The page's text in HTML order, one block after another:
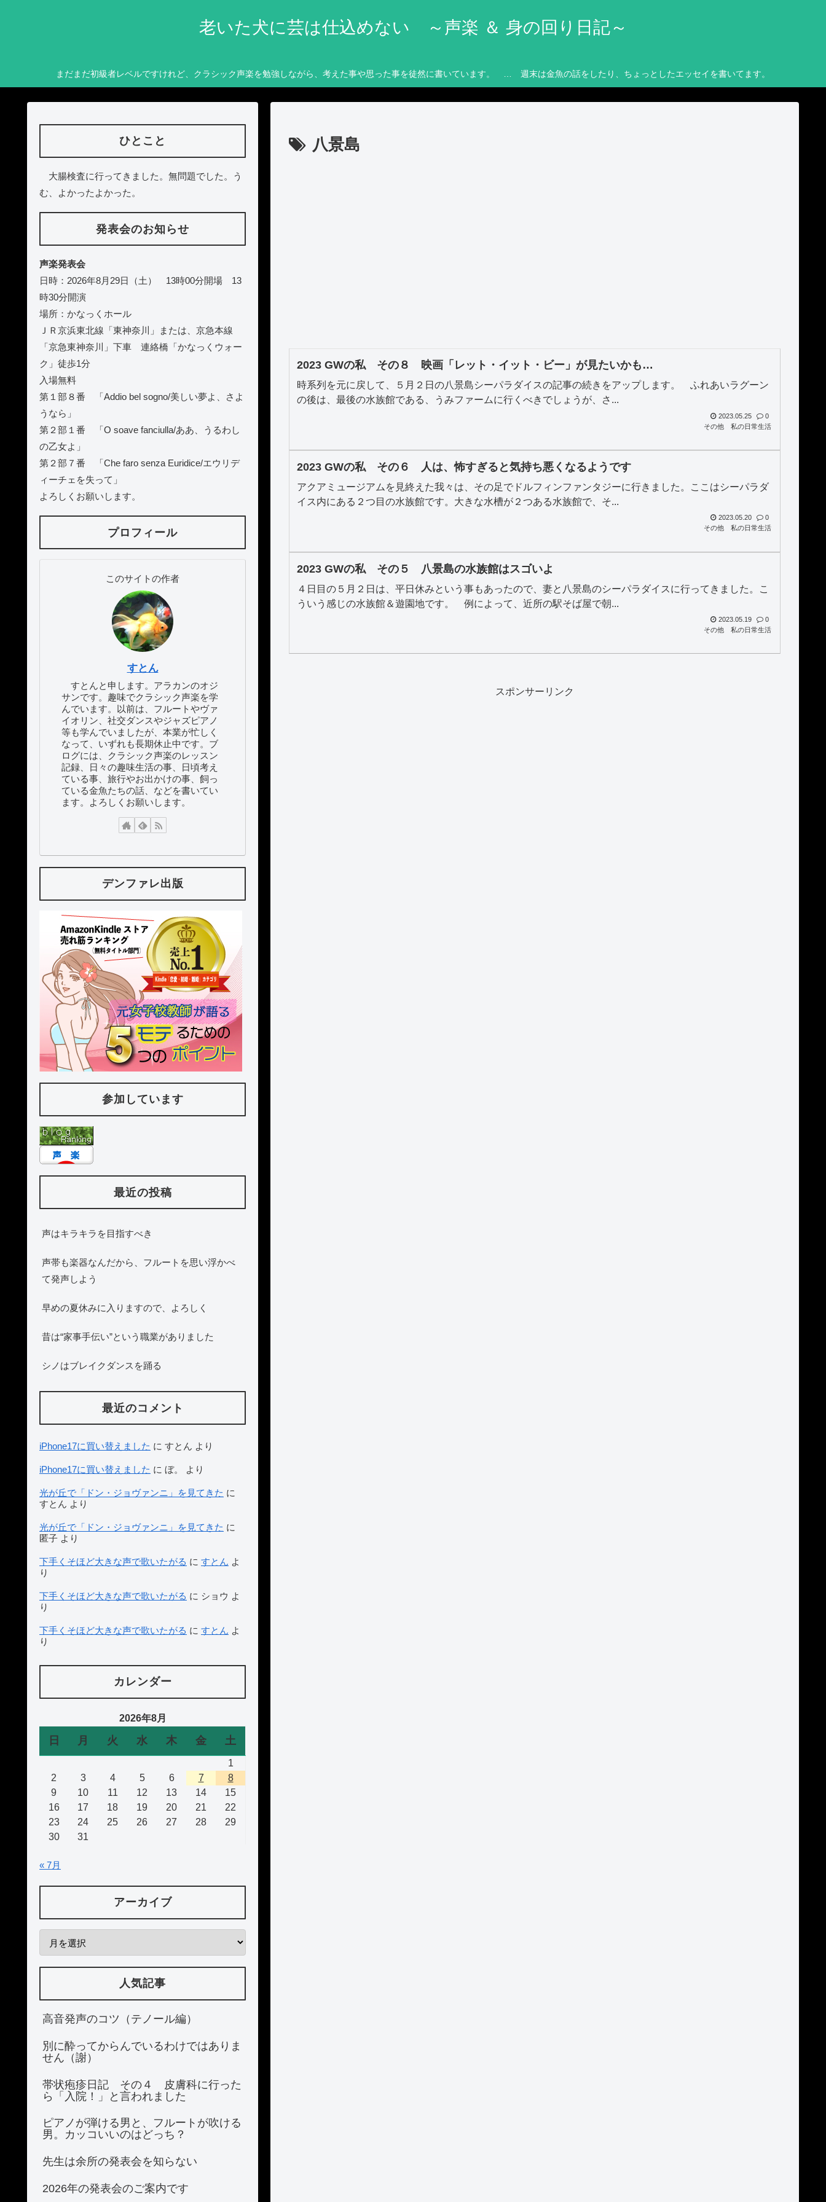
老いた犬に芸は仕込めない ～声楽 ＆ 身の回り日記～
まだまだ初級者レベルですけれど、クラシック声楽を勉強しながら、考えた事や思った事を徒然に書いています。 … 週末は金魚の話をしたり、ちょっとしたエッセイを書いてます。
八景島
2023 GWの私 その８ 映画「レット・イット・ビー」が見たいかも…
時系列を元に戻して、５月２日の八景島シーパラダイスの記事の続きをアップします。 ふれあいラグーン
の後は、最後の水族館である、うみファームに行くべきでしょうが、さ...
2023.05.25
0
その他
私の日常生活
2023 GWの私 その６ 人は、怖すぎると気持ち悪くなるようです
アクアミュージアムを見終えた我々は、その足でドルフィンファンタジーに行きました。ここはシーパラダ
イス内にある２つ目の水族館です。大きな水槽が２つある水族館で、そ...
2023.05.20
0
その他
私の日常生活
2023 GWの私 その５ 八景島の水族館はスゴいよ
４日目の５月２日は、平日休みという事もあったので、妻と八景島のシーパラダイスに行ってきました。こ
ういう感じの水族館＆遊園地です。 例によって、近所の駅そば屋で朝...
2023.05.19
0
その他
私の日常生活
スポンサーリンク
ひとこと
大腸検査に行ってきました。無問題でした。う
む、よかったよかった。
発表会のお知らせ
声楽発表会
日時：2026年8月29日（土） 13時00分開場 13
時30分開演
場所：かなっくホール
ＪＲ京浜東北線「東神奈川」または、京急本線
「京急東神奈川」下車 連絡橋「かなっくウォー
ク」徒歩1分
入場無料
第１部８番 「Addio bel sogno/美しい夢よ、さよ
うなら」
第２部１番 「O soave fanciulla/ああ、うるわし
の乙女よ」
第２部７番 「Che faro senza Euridice/エウリデ
ィーチェを失って」
よろしくお願いします。
プロフィール
このサイトの作者
すとん
すとんと申します。アラカンのオジ
サンです。趣味でクラシック声楽を学
んでいます。以前は、フルートやヴァ
イオリン、社交ダンスやジャズピアノ
等も学んでいましたが、本業が忙しく
なって、いずれも長期休止中です。ブ
ログには、クラシック声楽のレッスン
記録、日々の趣味生活の事、日頃考え
ている事、旅行やお出かけの事、飼っ
ている金魚たちの話、などを書いてい
ます。よろしくお願いします。
デンファレ出版
参加しています
最近の投稿
声はキラキラを目指すべき
声帯も楽器なんだから、フルートを思い浮かべ
て発声しよう
早めの夏休みに入りますので、よろしく
昔は“家事手伝い”という職業がありました
シノはブレイクダンスを踊る
最近のコメント
iPhone17に買い替えました に すとん より
iPhone17に買い替えました に ぼ。 より
光が丘で「ドン・ジョヴァンニ」を見てきた に
すとん より
光が丘で「ドン・ジョヴァンニ」を見てきた に
匿子 より
下手くそほど大きな声で歌いたがる に すとん よ
り
下手くそほど大きな声で歌いたがる に ショウ よ
り
下手くそほど大きな声で歌いたがる に すとん よ
り
カレンダー
2026年8月
日 月 火 水 木 金 土
1
2
3 4 5 6 7
8
9
10 11 12 13 14
15
16
17 18 19 20 21
22
23
24 25 26 27 28
29
30
31
« 7月
アーカイブ
人気記事
高音発声のコツ（テノール編）
別に酔ってからんでいるわけではありま
せん（謝）
帯状疱疹日記 その４ 皮膚科に行った
ら「入院！」と言われました
ピアノが弾ける男と、フルートが吹ける
男。カッコいいのはどっち？
先生は余所の発表会を知らない
2026年の発表会のご案内です